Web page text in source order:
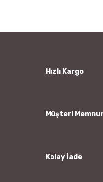
Ürün bilgilerinde hatalar
Hızlı Kargo
Müşteri
Kolay İade